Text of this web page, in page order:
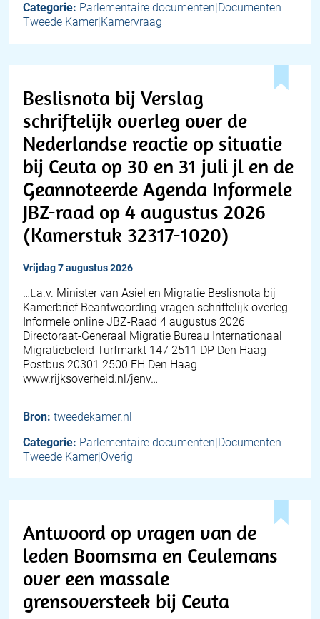
Categorie: Parlementaire documenten|Documenten
Tweede Kamer|Kamervraag
Beslisnota bij Verslag
schriftelijk overleg over de
Nederlandse reactie op situatie
bij Ceuta op 30 en 31 juli jl en de
Geannoteerde Agenda Informele
JBZ-raad op 4 augustus 2026
(Kamerstuk 32317-1020)
vrijdag 7 augustus 2026
…t.a.v. Minister van Asiel en Migratie Beslisnota bij
Kamerbrief Beantwoording vragen schriftelijk overleg
Informele online JBZ-Raad 4 augustus 2026
Directoraat-Generaal Migratie Bureau Internationaal
Migratiebeleid Turfmarkt 147 2511 DP Den Haag
Postbus 20301 2500 EH Den Haag
www.rijksoverheid.nl/jenv…
Bron: tweedekamer.nl
Categorie: Parlementaire documenten|Documenten
Tweede Kamer|Overig
Antwoord op vragen van de
leden Boomsma en Ceulemans
over een massale
grensoversteek bij Ceuta